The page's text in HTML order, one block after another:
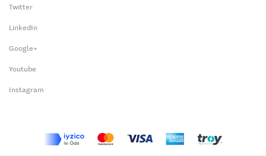
Twitter
LinkedIn
Google+
Youtube
Instagram